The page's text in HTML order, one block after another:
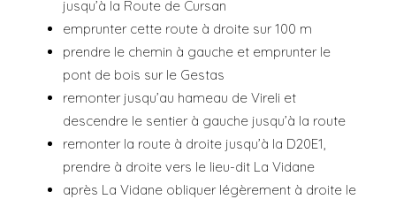
jusqu’à la Route de Cursan
emprunter cette route à droite sur 100 m
prendre le chemin à gauche et emprunter le
pont de bois sur le Gestas
remonter jusqu’au hameau de Vireli et
descendre le sentier à gauche jusqu’à la route
remonter la route à droite jusqu’à la D20E1,
prendre à droite vers le lieu-dit La Vidane
après La Vidane obliquer légèrement à droite le